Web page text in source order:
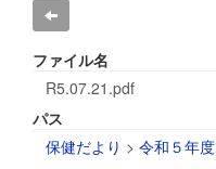
ファイル名
R5.07.21.pdf
パス
保健だより > 令和５年度